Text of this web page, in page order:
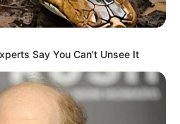
Say You Can't Unsee It